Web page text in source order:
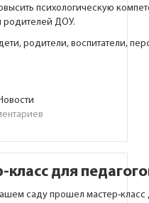
психологическую
родителей ДОУ.
родители, воспитатели,
класс для
саду прошел мастер-класс